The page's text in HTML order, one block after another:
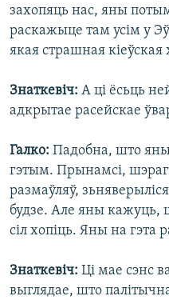
захопяць нас, яны
раскажыце там усім у
якая страшная кіеўская
Знаткевіч: А ці ёсьць
адкрытае расейскае
Галко: Падобна, што яны
гэтым. Прынамсі,
размаўляў,
будзе. Але яны кажуць,
сіл хопіць. Яны на гэта
Знаткевіч: Ці мае сэнс
выглядае, што